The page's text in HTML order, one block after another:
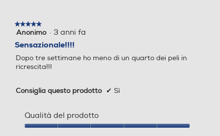
Altezza-mm
181
Profondità-mm
★★★★★
★★★★★
5
5
stelle.
Anonimo · 3 anni fa
Sensazionale!!!!
Dopo tre settimane ho meno di un quarto dei peli in
ricrescita!!!
Consiglia questo prodotto ✔ Sì
Qualità del prodotto